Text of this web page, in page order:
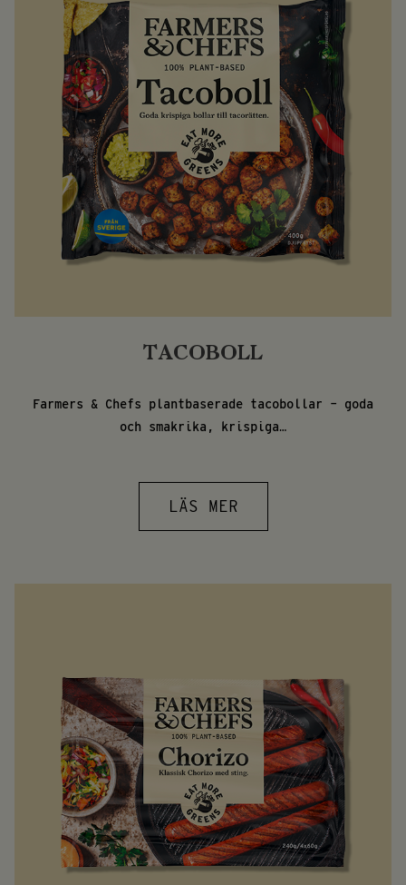
TACOBOLL
Farmers & Chefs plantbaserade tacobollar – goda
och smakrika, krispiga…
LÄS MER